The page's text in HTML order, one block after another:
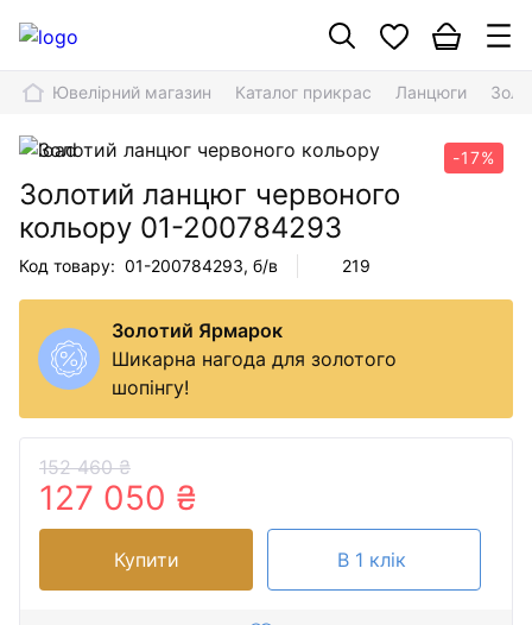
Ювелірний магазин Каталог прикрас Ланцюги
-17%
Золотий ланцюг червоного
кольору 01-200784293
Код товару: 01-200784293, б/в 219
Золотий Ярмарок
Шикарна нагода для золотого
шопінгу!
152 460 ₴
127 050 ₴
Купити В 1 клік